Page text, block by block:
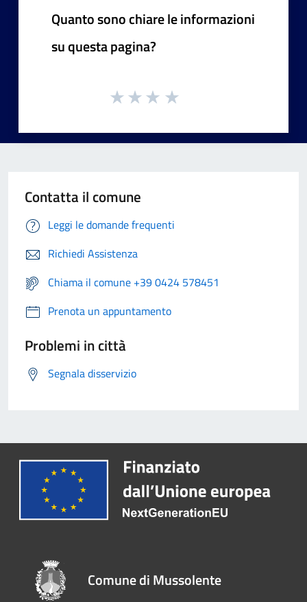
Quanto sono chiare le informazioni
su questa pagina?
Contatta il comune
Leggi le domande frequenti
Richiedi Assistenza
Chiama il comune +39 0424 578451
Prenota un appuntamento
Problemi in città
Segnala disservizio
Comune di Mussolente